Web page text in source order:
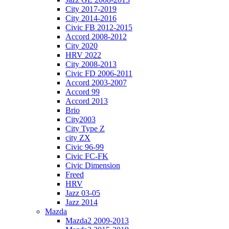
City 2017-2019
City 2014-2016
Civic FB 2012-2015
Accord 2008-2012
City 2020
HRV 2022
City 2008-2013
Civic FD 2006-2011
Accord 2003-2007
Accord 99
Accord 2013
Brio
City2003
City Type Z
city ZX
Civic 96-99
Civic FC-FK
Civic Dimension
Freed
HRV
Jazz 03-05
Jazz 2014
Mazda
Mazda2 2009-2013